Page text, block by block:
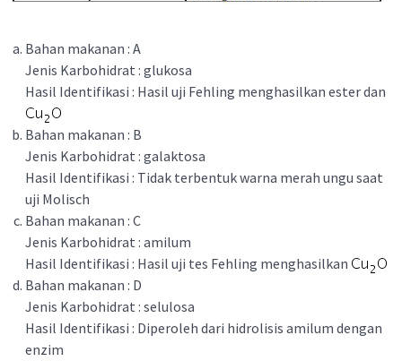
Bahan makanan : A
Jenis Karbohidrat : glukosa
Hasil Identifikasi : Hasil uji Fehling menghasilkan ester dan
Bahan makanan : B
Jenis Karbohidrat : galaktosa
Hasil Identifikasi : Tidak terbentuk warna merah ungu saat
uji Molisch
Bahan makanan : C
Jenis Karbohidrat : amilum
Hasil Identifikasi : Hasil uji tes Fehling menghasilkan
Bahan makanan : D
Jenis Karbohidrat : selulosa
Hasil Identifikasi : Diperoleh dari hidrolisis amilum dengan
enzim